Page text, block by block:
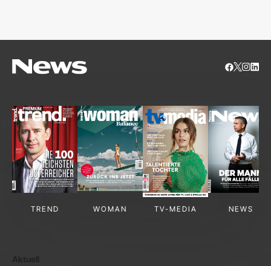
TREND WOMAN TV-MEDIA NEWS